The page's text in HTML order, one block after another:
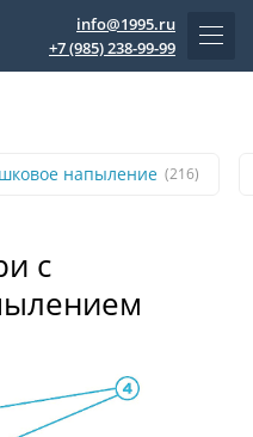
info@1995.ru
+7 (985) 238-99-99
напыление (216)
с